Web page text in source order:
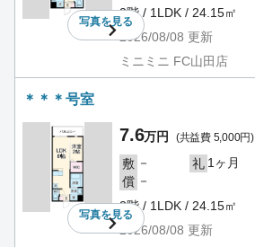
写真を見る
2階 / 1LDK / 24.15㎡
2026/08/08 更新
ミニミニ FC山田店
＊＊＊号室
写真を見る
7.6万円 (共益費 5,000円)
敷 － 礼 1ヶ月
償 －
2階 / 1LDK / 24.15㎡
2026/08/08 更新